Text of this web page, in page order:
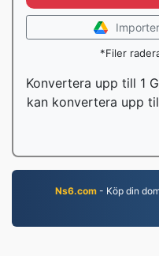
*Filer
Konvertera upp till 1
kan konvertera upp
Ns6.com - Köp din